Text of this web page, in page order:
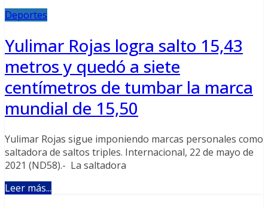
Deportes
Yulimar Rojas logra salto 15,43
metros y quedó a siete
centímetros de tumbar la marca
mundial de 15,50
Yulimar Rojas sigue imponiendo marcas personales como
saltadora de saltos triples. Internacional, 22 de mayo de
2021 (ND58).- La saltadora
Leer más...